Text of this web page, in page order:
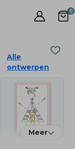
0
Alle
ontwerpen
Meer